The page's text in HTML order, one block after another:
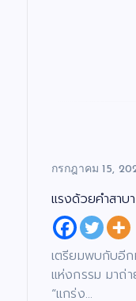
กรกฎาคม 15,
แรงด้วยคำสาบ
เตรียมพบกับอีก
แห่งกรรม มาถ่
“แกร่ง…